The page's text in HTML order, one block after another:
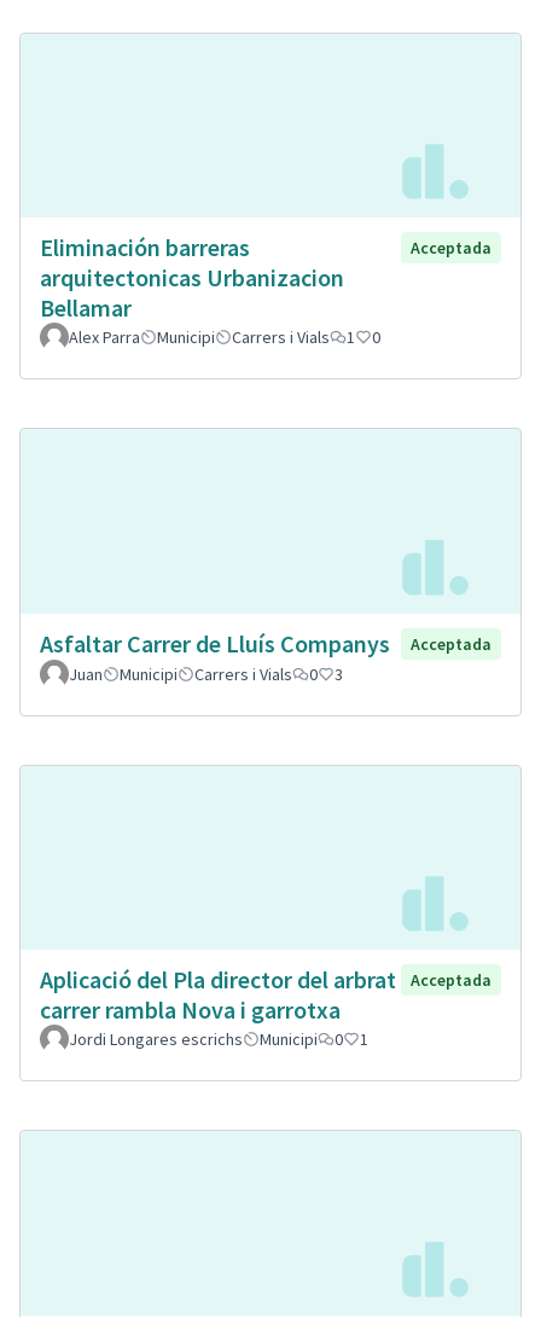
Eliminación barreras
arquitectonicas Urbanizacion
Bellamar
Acceptada
Alex Parra Municipi Carrers i Vials 1 0
Asfaltar Carrer de Lluís Companys
Acceptada
Juan
Municipi Carrers i Vials 0 3
Aplicació del Pla director del arbrat
carrer rambla Nova i garrotxa
Acceptada
Jordi Longares escrichs Municipi 0 1